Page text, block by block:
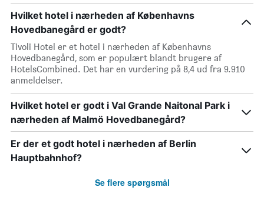
Hvilket hotel i nærheden af Københavns
Hovedbanegård er godt?
Tivoli Hotel er et hotel i nærheden af Københavns
Hovedbanegård, som er populært blandt brugere af
HotelsCombined. Det har en vurdering på 8,4 ud fra 9.910
anmeldelser.
Hvilket hotel er godt i Val Grande Naitonal Park i
nærheden af Malmö Hovedbanegård?
Er der et godt hotel i nærheden af Berlin
Hauptbahnhof?
Se flere spørgsmål